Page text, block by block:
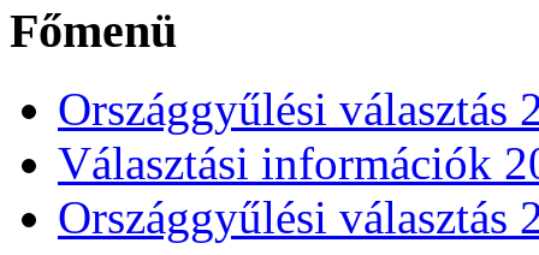
Főmenü
Országgyűlési választás
Választási információk
Országgyűlési választás